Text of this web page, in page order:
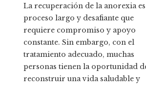
La recuperación de la anorexia
proceso largo y desafiante que
requiere compromiso y apoyo
constante. Sin embargo, con el
tratamiento adecuado, muchas
personas tienen la oportunidad
reconstruir una vida saludable y